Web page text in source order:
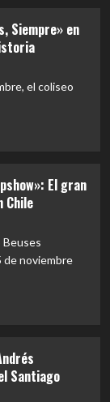
Siempre» en
el coliseo
El gran
Chile
Beuses
de noviembre
Santiago